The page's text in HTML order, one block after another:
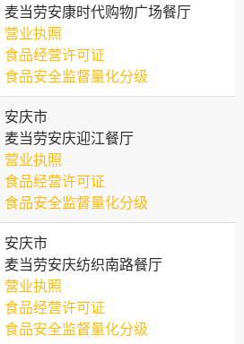
麦当劳安康时代购物广场餐厅
营业执照
食品经营许可证
食品安全监督量化分级
安庆市
麦当劳安庆迎江餐厅
营业执照
食品经营许可证
食品安全监督量化分级
安庆市
麦当劳安庆纺织南路餐厅
营业执照
食品经营许可证
食品安全监督量化分级